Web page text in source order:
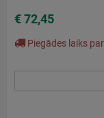
€ 72,45
Piegādes laiks